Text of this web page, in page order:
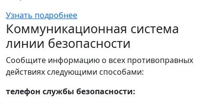
Узнать подробнее
Коммуникационная система
линии безопасности
Сообщите информацию о всех противоправных
действиях следующими способами:
телефон службы безопасности: